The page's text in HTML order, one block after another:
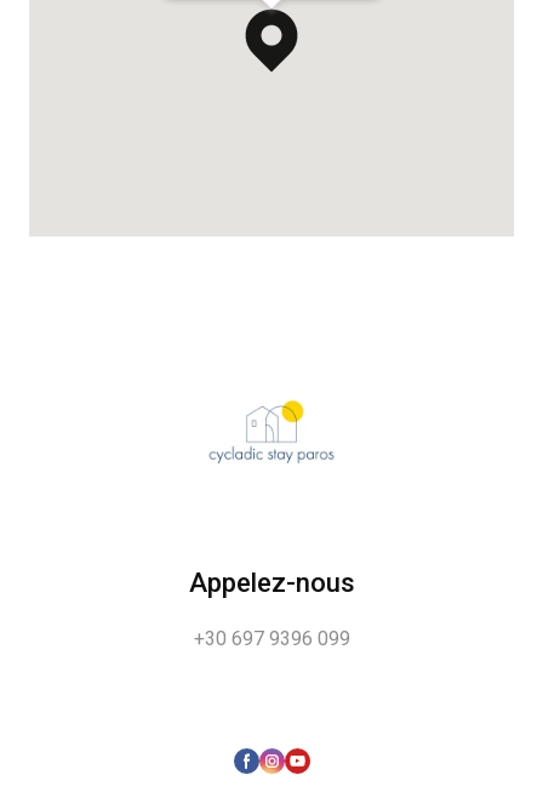
Appelez-nous
+30 697 9396 099